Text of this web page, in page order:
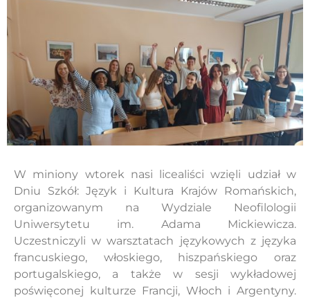
W miniony wtorek nasi licealiści wzięli udział w
Dniu Szkół: Język i Kultura Krajów Romańskich,
organizowanym na Wydziale Neofilologii
Uniwersytetu im. Adama Mickiewicza.
Uczestniczyli w warsztatach językowych z języka
francuskiego, włoskiego, hiszpańskiego oraz
portugalskiego, a także w sesji wykładowej
poświęconej kulturze Francji, Włoch i Argentyny.